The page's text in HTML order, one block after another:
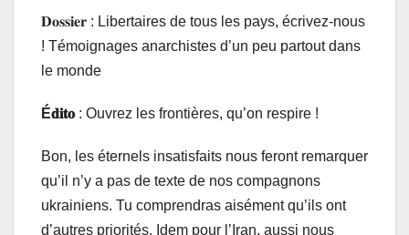
𝐃𝐨𝐬𝐬𝐢𝐞𝐫 : Libertaires de tous les pays, écrivez-nous
! Témoignages anarchistes d’un peu partout dans
le monde
É𝐝𝐢𝐭𝐨 : Ouvrez les frontières, qu’on respire !
Bon, les éternels insatisfaits nous feront remarquer
qu’il n’y a pas de texte de nos compagnons
ukrainiens. Tu comprendras aisément qu’ils ont
d’autres priorités. Idem pour l’Iran, aussi nous